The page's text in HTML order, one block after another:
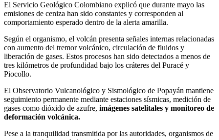
El Servicio Geológico Colombiano explicó que durante mayo las
emisiones de ceniza han sido constantes y corresponden al
comportamiento esperado dentro de la alerta amarilla.
Según el organismo, el volcán presenta señales internas relacionadas
con aumento del tremor volcánico, circulación de fluidos y
liberación de gases. Estos procesos han sido detectados a menos de
tres kilómetros de profundidad bajo los cráteres del Puracé y
Piocollo.
El Observatorio Vulcanológico y Sismológico de Popayán mantiene
seguimiento permanente mediante estaciones sísmicas, medición de
gases como dióxido de azufre, imágenes satelitales y monitoreo de
deformación volcánica.
Pese a la tranquilidad transmitida por las autoridades, organismos de